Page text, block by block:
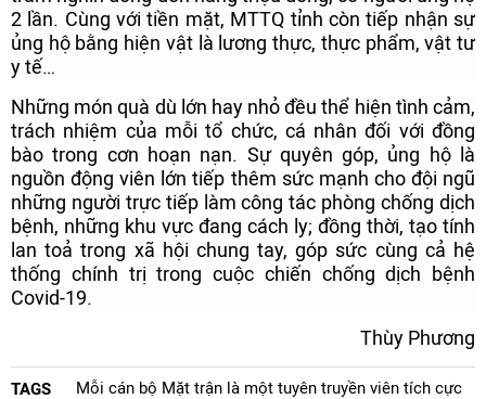
2 lần. Cùng với tiền mặt, MTTQ tỉnh còn tiếp nhận sự
ủng hộ bằng hiện vật là lương thực, thực phẩm, vật tư
y tế…
Những món quà dù lớn hay nhỏ đều thể hiện tình cảm,
trách nhiệm của mỗi tổ chức, cá nhân đối với đồng
bào trong cơn hoạn nạn. Sự quyên góp, ủng hộ là
nguồn động viên lớn tiếp thêm sức mạnh cho đội ngũ
những người trực tiếp làm công tác phòng chống dịch
bệnh, những khu vực đang cách ly; đồng thời, tạo tính
lan toả trong xã hội chung tay, góp sức cùng cả hệ
thống chính trị trong cuộc chiến chống dịch bệnh
Covid-19.
Thùy Phương
TAGS
Mỗi cán bộ Mặt trận là một tuyên truyền viên tích cực